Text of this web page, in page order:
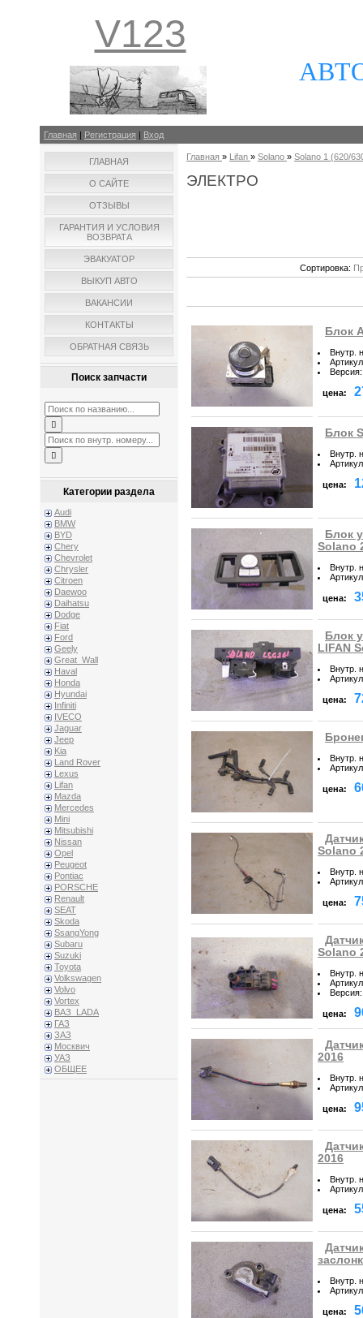
V123
Главная | Регистрация | Вход
ГЛАВНАЯ
О САЙТЕ
ОТЗЫВЫ
ГАРАНТИЯ И УСЛОВИЯ
ВОЗВРАТА
ЭВАКУАТОР
ВЫКУП АВТО
ВАКАНСИИ
КОНТАКТЫ
ОБРАТНАЯ СВЯЗЬ
Поиск запчасти
Категории раздела
Audi
BMW
BYD
Chery
Chevrolet
Chrysler
Citroen
Daewoo
Daihatsu
Dodge
Fiat
Ford
Geely
Great_Wall
Haval
Honda
Hyundai
Infiniti
IVECO
Jaguar
Jeep
Kia
Land Rover
Lexus
Lifan
Mazda
Mercedes
Mini
Mitsubishi
Nissan
Opel
Peugeot
Pontiac
PORSCHE
Renault
SEAT
Skoda
SsangYong
Subaru
Suzuki
Toyota
Volkswagen
Volvo
Vortex
ВАЗ_LADA
ГАЗ
ЗАЗ
Москвич
УАЗ
ОБЩЕЕ
Главная » Lifan » Solano » Solano 1 (620/
ЭЛЕКТРО
Сортировка:
Блок
Внутр.
Артикул
Версия:
цена:
Блок
Внутр.
Артикул
цена:
Блок
Solano
Внутр.
Артикул
цена:
Блок
LIFAN
Внутр.
Артикул
цена:
Внутр.
Артикул
цена:
Solano
Внутр.
Артикул
цена:
Solano
Внутр.
Артикул
Версия:
цена:
2016
Внутр.
Артикул
цена:
2016
Внутр.
Артикул
цена:
Внутр.
Артикул
цена: